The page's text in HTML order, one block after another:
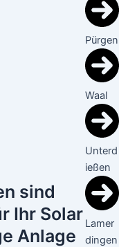
sind
r Ihr Solar
Anlage
Pürgen
Waal
Unterd
ießen
Lamer
dingen